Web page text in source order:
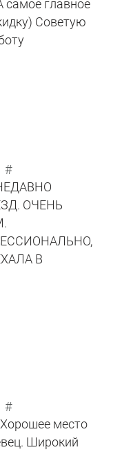
самое главное
Советую
#
ОЧЕНЬ
В
#
место
Широкий